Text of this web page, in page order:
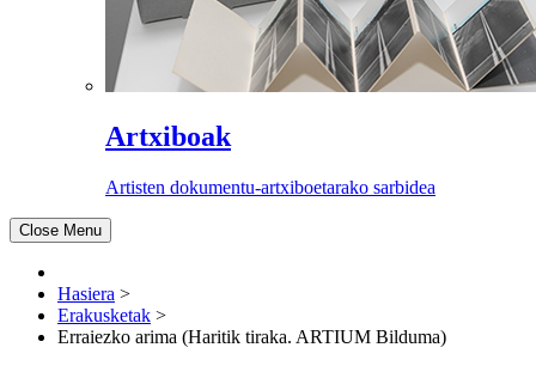
Artxiboak
Artisten dokumentu-artxiboetarako sarbidea
Close Menu
Hasiera >
Erakusketak >
Erraiezko arima (Haritik tiraka. ARTIUM Bilduma)